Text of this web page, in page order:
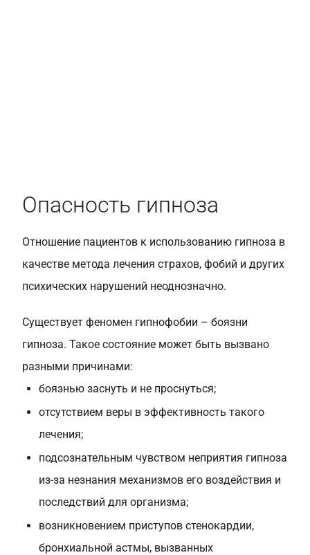
Опасность гипноза
Отношение пациентов к использованию гипноза в
качестве метода лечения страхов, фобий и других
психических нарушений неоднозначно.
Существует феномен гипнофобии – боязни
гипноза. Такое состояние может быть вызвано
разными причинами:
боязнью заснуть и не проснуться;
отсутствием веры в эффективность такого
лечения;
подсознательным чувством неприятия гипноза
из-за незнания механизмов его воздействия и
последствий для организма;
возникновением приступов стенокардии,
бронхиальной астмы, вызванных